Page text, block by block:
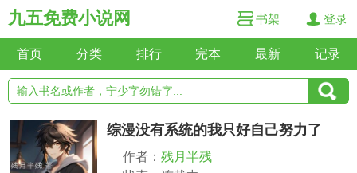
九五免费小说网 书架 登录
首页 分类 排行 完本 最新 记录
综漫没有系统的我只好自己努力了
作者： 残月半残